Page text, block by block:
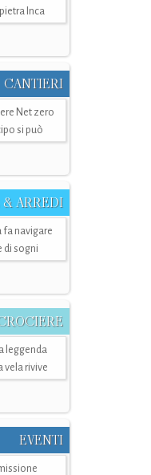
Inca
CANTIERI
Net zero
si può
& ARREDI
fa navigare
di sogni
leggenda
vela rivive
EVENTI